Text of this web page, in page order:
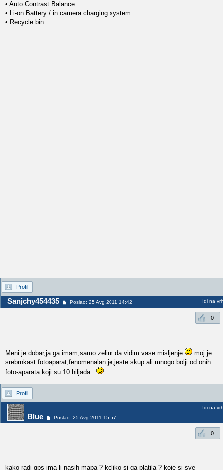
• Auto Contrast Balance
• Li-on Battery / in camera charging system
• Recycle bin
Profil
Sanjchy454435 Poslao: 25 Avg 2011 14:42 Idi na vrh
0
Meni je dobar,ja ga imam,samo zelim da vidim vase misljenje
moj je
srebrnkast fotoaparat,fenomenalan je,jeste skup ali mnogo bolji od onih
foto-aparata koji su 10 hiljada..
Profil
Blue Poslao: 25 Avg 2011 15:57
Idi na vrh
0
kako radi gps ima li nasih mapa ? koliko si ga platila ? koje si sve